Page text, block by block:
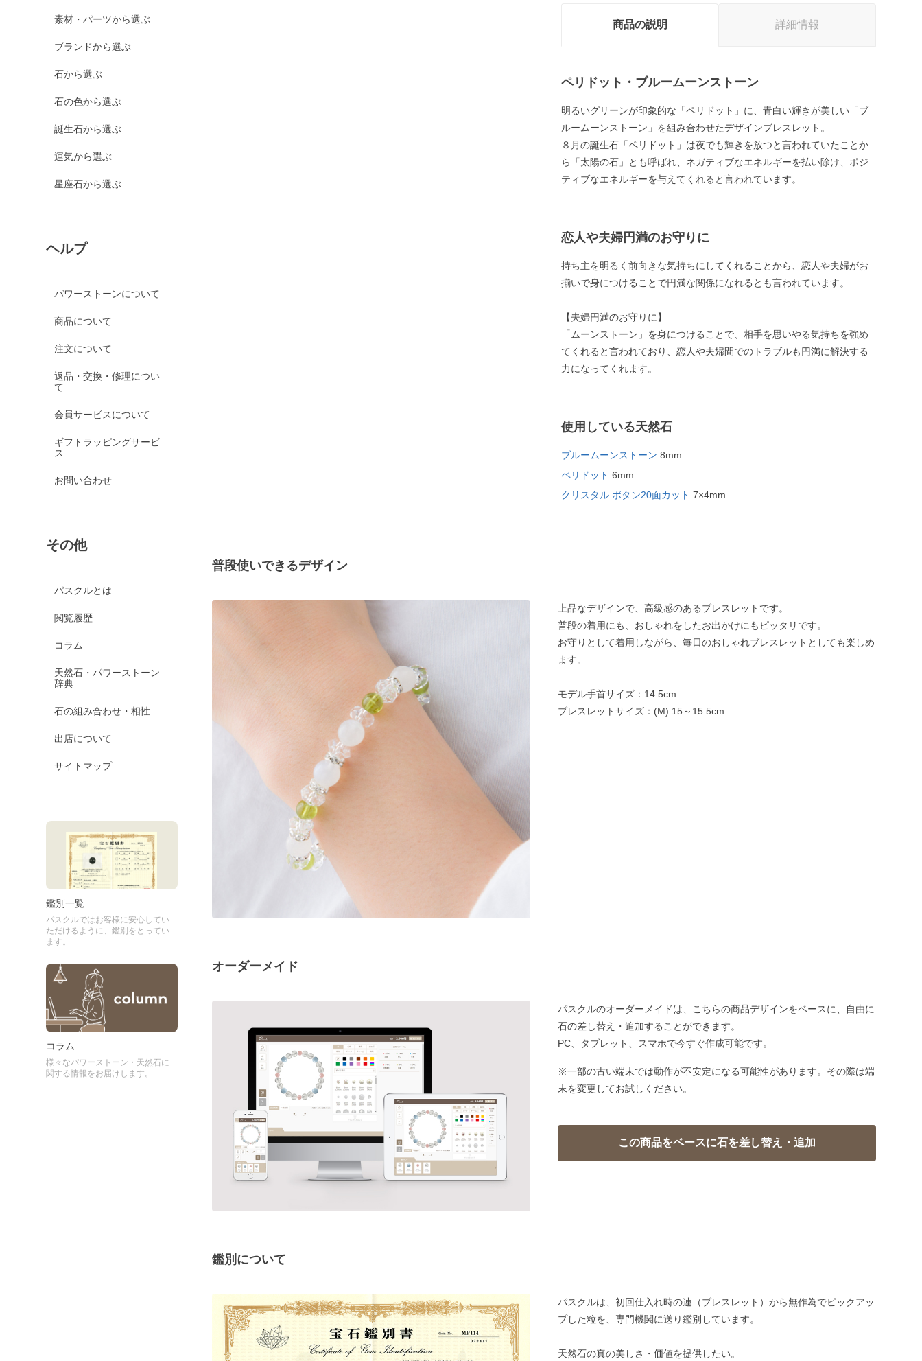
素材・パーツから選ぶ
ブランドから選ぶ
石から選ぶ
石の色から選ぶ
誕生石から選ぶ
運気から選ぶ
星座石から選ぶ
ヘルプ
パワーストーンについて
商品について
注文について
返品・交換・修理につい
て
会員サービスについて
ギフトラッピングサービ
ス
お問い合わせ
その他
パスクルとは
閲覧履歴
コラム
天然石・パワーストーン
辞典
石の組み合わせ・相性
出店について
サイトマップ
鑑別一覧
パスクルではお客様に安心してい
ただけるように、鑑別をとってい
ます。
コラム
様々なパワーストーン・天然石に
関する情報をお届けします。
商品の説明 詳細情報
ペリドット・ブルームーンストーン
明るいグリーンが印象的な「ペリドット」に、青白い輝きが美しい「ブ
ルームーンストーン」を組み合わせたデザインブレスレット。
８月の誕生石「ペリドット」は夜でも輝きを放つと言われていたことか
ら「太陽の石」とも呼ばれ、ネガティブなエネルギーを払い除け、ポジ
ティブなエネルギーを与えてくれると言われています。
恋人や夫婦円満のお守りに
持ち主を明るく前向きな気持ちにしてくれることから、恋人や夫婦がお
揃いで身につけることで円満な関係になれるとも言われています。
【夫婦円満のお守りに】
「ムーンストーン」を身につけることで、相手を思いやる気持ちを強め
てくれると言われており、恋人や夫婦間でのトラブルも円満に解決する
力になってくれます。
使用している天然石
ブルームーンストーン 8mm
ペリドット 6mm
クリスタル ボタン20面カット 7×4mm
普段使いできるデザイン
上品なデザインで、高級感のあるブレスレットです。
普段の着用にも、おしゃれをしたお出かけにもピッタリです。
お守りとして着用しながら、毎日のおしゃれブレスレットとしても楽しめ
ます。
モデル手首サイズ：14.5cm
ブレスレットサイズ：(M):15～15.5cm
オーダーメイド
パスクルのオーダーメイドは、こちらの商品デザインをベースに、自由に
石の差し替え・追加することができます。
PC、タブレット、スマホで今すぐ作成可能です。
※一部の古い端末では動作が不安定になる可能性があります。その際は端
末を変更してお試しください。
鑑別について
パスクルは、初回仕入れ時の連（ブレスレット）から無作為でピックアッ
プした粒を、専門機関に送り鑑別しています。
天然石の真の美しさ・価値を提供したい。